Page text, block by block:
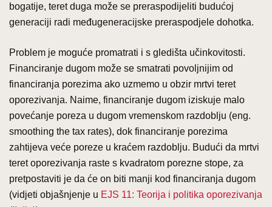
bogatije, teret duga može se preraspodijeliti budućoj
generaciji radi međugeneracijske preraspodjele dohotka.
Problem je moguće promatrati i s gledišta učinkovitosti.
Financiranje dugom može se smatrati povoljnijim od
financiranja porezima ako uzmemo u obzir mrtvi teret
oporezivanja. Naime, financiranje dugom iziskuje malo
povećanje poreza u dugom vremenskom razdoblju (eng.
smoothing the tax rates), dok financiranje porezima
zahtijeva veće poreze u kraćem razdoblju. Budući da mrtvi
teret oporezivanja raste s kvadratom porezne stope, za
pretpostaviti je da će on biti manji kod financiranja dugom
(vidjeti objašnjenje u EJS 11: Teorija i politika oporezivanja